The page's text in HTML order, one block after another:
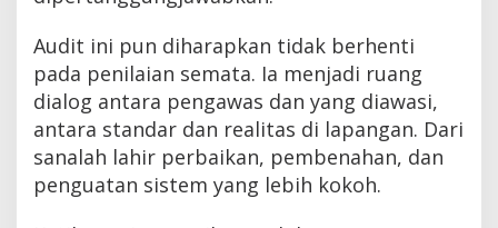
Audit ini pun diharapkan tidak berhenti
pada penilaian semata. Ia menjadi ruang
dialog antara pengawas dan yang diawasi,
antara standar dan realitas di lapangan. Dari
sanalah lahir perbaikan, pembenahan, dan
penguatan sistem yang lebih kokoh.